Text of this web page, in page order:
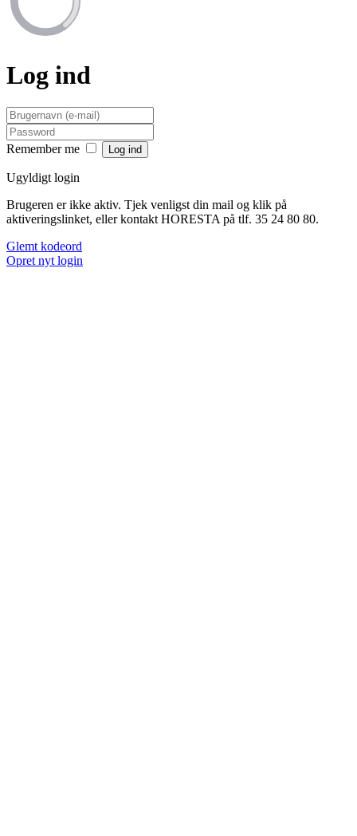
Log ind
Remember me
Ugyldigt login
Brugeren er ikke aktiv. Tjek venligst din mail og klik på
aktiveringslinket, eller kontakt HORESTA på tlf. 35 24 80 80.
Glemt kodeord
Opret nyt login